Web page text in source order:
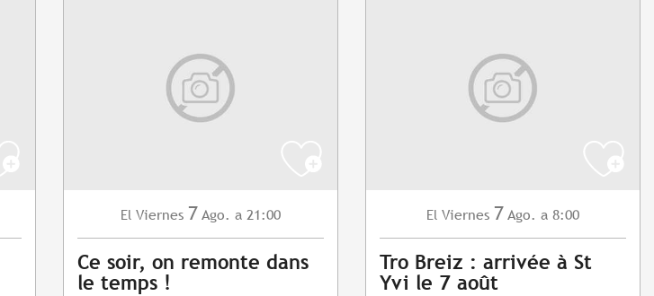
El Viernes 7 Ago. a 21:00
Ce soir, on remonte dans
le temps !
El Viernes 7 Ago. a 8:00
Tro Breiz : arrivée à St
Yvi le 7 août